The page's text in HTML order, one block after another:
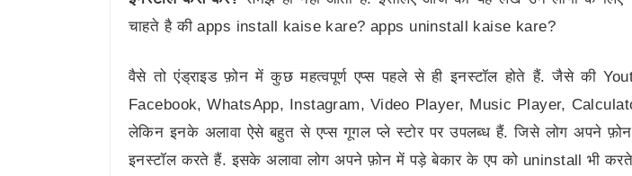
चाहते है की apps install kaise kare? apps uninstall kaise kare?
वैसे तो एंड्राइड फ़ोन में कुछ महत्वपूर्ण एप्स पहले से ही इनस्टॉल होते हैं. जैसे की
Facebook, WhatsApp, Instagram, Video Player, Music Player,
लेकिन इनके अलावा ऐसे बहुत से एप्स गूगल प्ले स्टोर पर उपलब्ध हैं. जिसे लोग अपने
इनस्टॉल करते हैं. इसके अलावा लोग अपने फ़ोन में पड़े बेकार के एप को uninstall भी